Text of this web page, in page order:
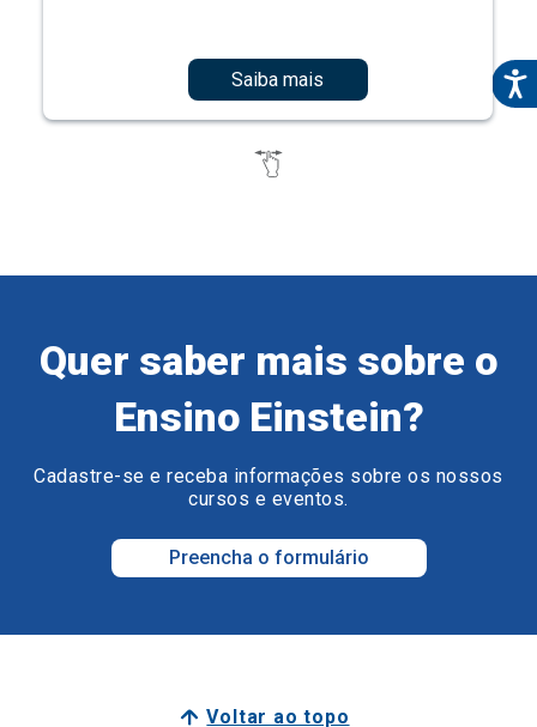
Saiba mais
Quer saber mais sobre o
Ensino Einstein?
Cadastre-se e receba informações sobre os nossos
cursos e eventos.
Preencha o formulário
Voltar ao topo